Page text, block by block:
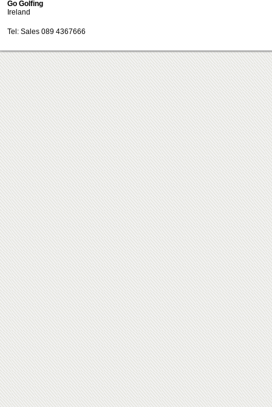
Go Golfing
Ireland
Tel: Sales 089 4367666